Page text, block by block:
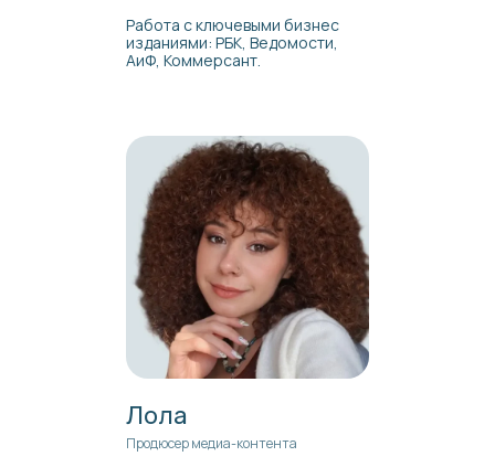
Работа с ключевыми бизнес
изданиями: РБК, Ведомости,
АиФ, Коммерсант.
Лола
Продюсер медиа-контента